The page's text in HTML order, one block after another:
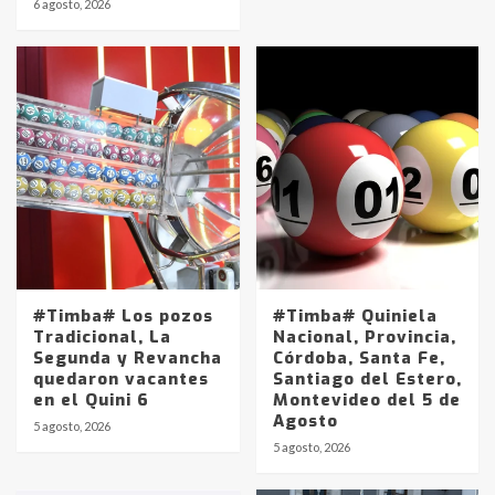
6 agosto, 2026
#Timba# Los pozos
Tradicional, La
Segunda y Revancha
quedaron vacantes
en el Quini 6
5 agosto, 2026
#Timba# Quiniela
Nacional, Provincia,
Córdoba, Santa Fe,
Santiago del Estero,
Montevideo del 5 de
Agosto
5 agosto, 2026
Identidad de los adolescentes
pampeanos que fueron